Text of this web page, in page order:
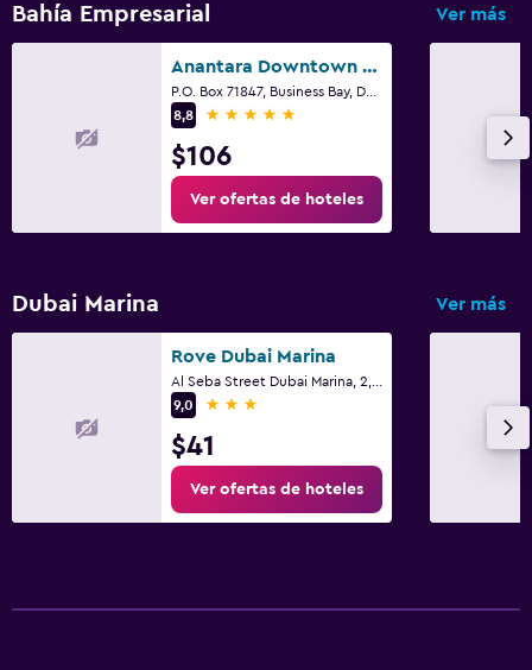
Bahía Empresarial Ver más
Anantara Downtown Dubai Hotel
8,8
5 estrellas
$106
Ver ofertas de hoteles
Dubai Marina Ver más
Rove Dubai Marina
9,0
3 estrellas
$41
Ver ofertas de hoteles